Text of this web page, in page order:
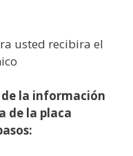
usted recibira el
la información
de la placa